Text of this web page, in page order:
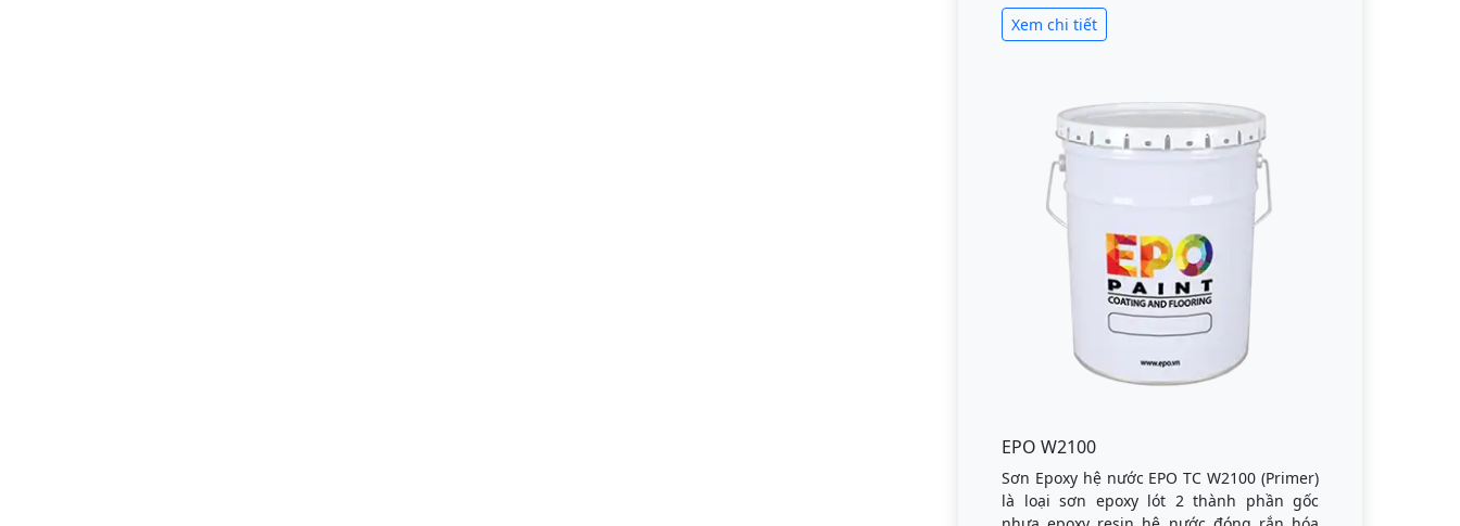
Xem chi tiết
EPO W2100
Sơn Epoxy hệ nước EPO TC W2100 (Primer)
là loại sơn epoxy lót 2 thành phần gốc